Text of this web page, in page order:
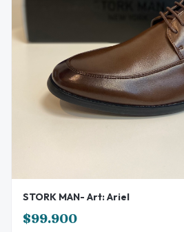
STORK MAN- Art: Ariel
$99.900